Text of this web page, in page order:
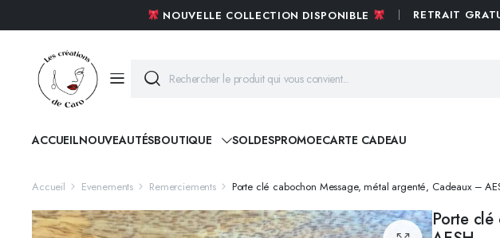
NOUVELLE COLLECTION DISPONIBLE RETRAIT
ACCUEILNOUVEAUTÉSBOUTIQUE
BOUCLES D’OREILLES
ACIER ET CRISTAUX
ST VALENTIN
SOLDESPROMOECARTE CADEAU
Accueil Evenements Remerciements Porte clé cabochon Message, métal argenté, Cadeaux –
Porte